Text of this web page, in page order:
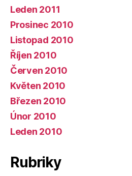
Leden 2011
Prosinec 2010
Listopad 2010
Říjen 2010
Červen 2010
Květen 2010
Březen 2010
Únor 2010
Leden 2010
Rubriky